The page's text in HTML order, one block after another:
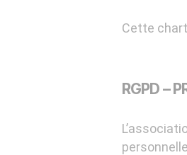
Cette
RGPD –